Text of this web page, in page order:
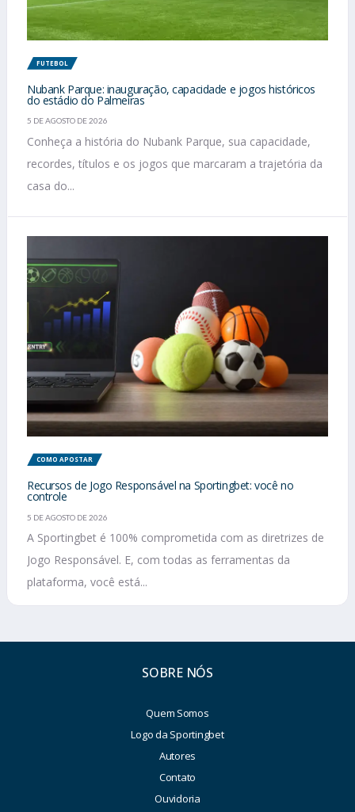
FUTEBOL
Nubank Parque: inauguração, capacidade e jogos históricos
do estádio do Palmeiras
5 DE AGOSTO DE 2026
Conheça a história do Nubank Parque, sua capacidade,
recordes, títulos e os jogos que marcaram a trajetória da
casa do...
COMO APOSTAR
Recursos de Jogo Responsável na Sportingbet: você no
controle
5 DE AGOSTO DE 2026
A Sportingbet é 100% comprometida com as diretrizes de
Jogo Responsável. E, com todas as ferramentas da
plataforma, você está...
SOBRE NÓS
Quem Somos
Logo da Sportingbet
Autores
Contato
Ouvidoria